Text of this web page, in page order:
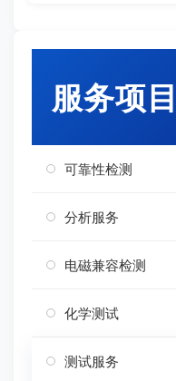
服务项目
可靠性检测
分析服务
电磁兼容检测
化学测试
测试服务